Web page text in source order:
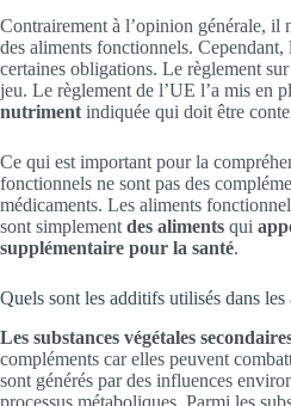
Contrairement à l’opinion générale, il
des aliments fonctionnels. Cependant,
certaines obligations. Le règlement
jeu. Le règlement de l’UE l’a mis en
nutriment indiquée qui doit être
Ce qui est important pour la
fonctionnels ne sont pas des
médicaments. Les aliments
sont simplement des aliments qui
supplémentaire pour la santé.
Quels sont les additifs utilisés dans
Les substances végétales
compléments car elles peuvent
sont générés par des influences
processus métaboliques. Parmi les